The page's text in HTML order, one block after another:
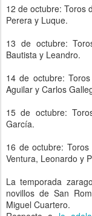
12 de octubre: Toros
Perera y Luque.
13 de octubre:
Bautista y Leandro.
14 de octubre:
Aguilar y Carlos
15 de octubre:
García.
16 de octubre:
Ventura, Leonardo y
La temporada
novillos de San
Miguel Cuartero.